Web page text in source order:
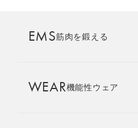
AMBASSADOR
SIXPAD APP
EMS筋肉を鍛える
WEAR機能性ウェア